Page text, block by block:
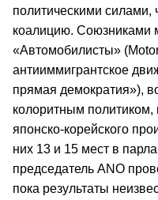
политическими
коалицию. Союзниками
«Автомобилисты»
антииммигрантское
прямая демократия»),
колоритным
японско-корейского
них 13 и 15 мест в
председатель ANO
пока результаты